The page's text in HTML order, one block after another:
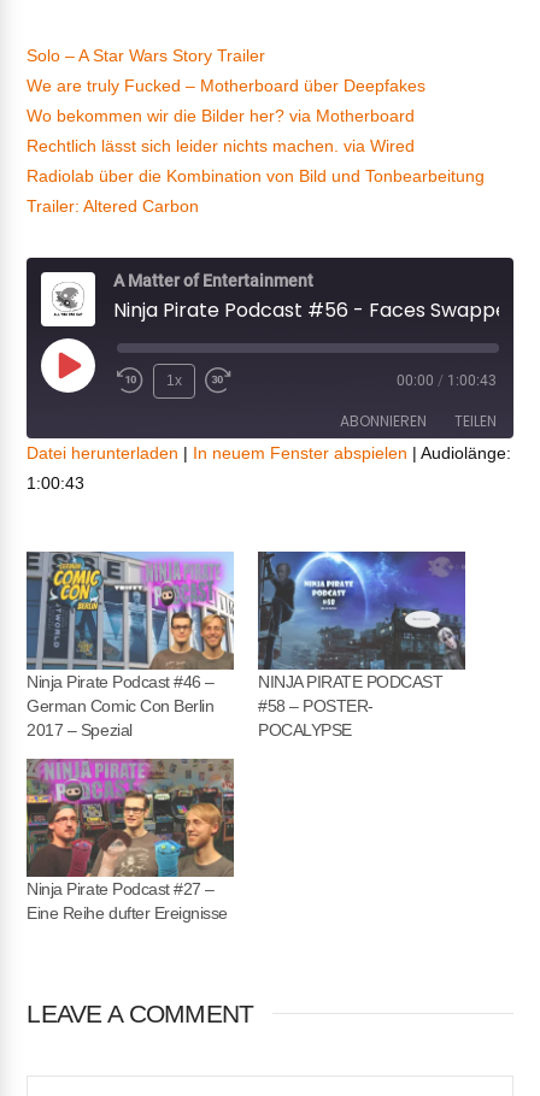
Solo – A Star Wars Story Trailer
We are truly Fucked – Motherboard über Deepfakes
Wo bekommen wir die Bilder her? via Motherboard
Rechtlich lässt sich leider nichts machen. via Wired
Radiolab über die Kombination von Bild und Tonbearbeitung
Trailer: Altered Carbon
A Matter of Entertainment
Ninja Pirate Podcast #56 - Faces Swapped
Play
1x 00:00 / 1:00:43
ABONNIEREN TEILEN
TEILEN
EMBED
Datei herunterladen | In neuem Fenster abspielen |Audiolänge:
1:00:43
Ninja Pirate Podcast #46 –
German Comic Con Berlin
2017 – Spezial
NINJA PIRATE PODCAST
#58 – POSTER-
POCALYPSE
Ninja Pirate Podcast #27 –
Eine Reihe dufter Ereignisse
LEAVE A COMMENT